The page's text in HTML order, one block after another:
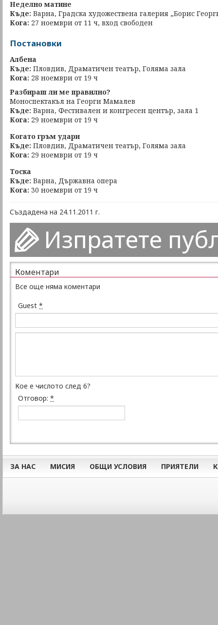
Неделно матине
Къде: Варна, Градска художествена галерия „Борис
Кога: 27 ноември от 11 ч, вход свободен
Постановки
Албена
Къде: Пловдив, Драматичен театър, Голяма зала
Кога: 28 ноември от 19 ч
Разбираш ли ме правилно?
Моноспектакъл на Георги Мамалев
Къде: Варна, Фестивален и конгресен център, зала 1
Кога: 29 ноември от 19 ч
Когато гръм удари
Къде: Пловдив, Драматичен театър, Голяма зала
Кога: 29 ноември от 19 ч
Тоска
Къде: Варна, Държавна опера
Кога: 30 ноември от 19 ч
Създадена на 24.11.2011 г.
Изпратете
Коментари
Все още няма коментари
Guest *
Кое е числото след 6?
Отговор: *
ЗА НАС МИСИЯ ОБЩИ УСЛОВИЯ ПРИЯТЕЛИ